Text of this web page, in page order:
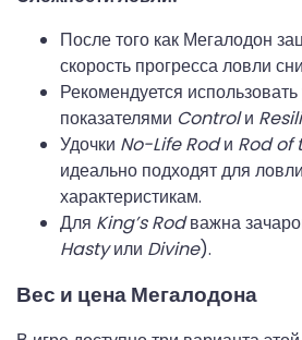
После того как Мегалодон
скорость прогресса ловли
Рекомендуется
показателями Controlи
Удочки No-Life Rodи Rod of
идеально подходят для
характеристикам.
Для King’s Rodважна
Hastyили Divine).
Вес и цена Мегалодона